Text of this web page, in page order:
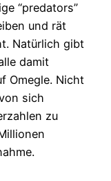
“predators”
und rät
Natürlich gibt
damit
Omegle. Nicht
sich
zu